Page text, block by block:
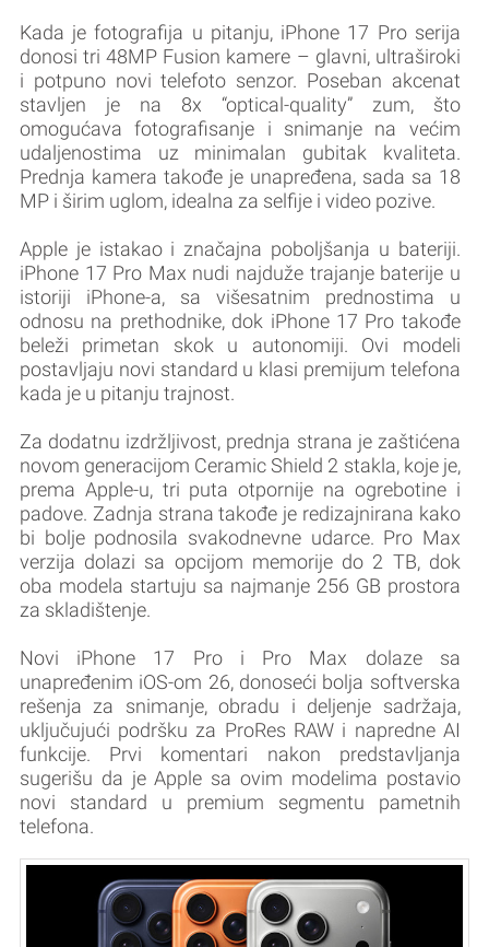
Kada je fotografija u pitanju, iPhone 17 Pro serija
donosi tri 48MP Fusion kamere – glavni, ultraširoki
i potpuno novi telefoto senzor. Poseban akcenat
stavljen je na 8x “optical-quality” zum, što
omogućava fotografisanje i snimanje na većim
udaljenostima uz minimalan gubitak kvaliteta.
Prednja kamera takođe je unapređena, sada sa 18
MP i širim uglom, idealna za selfije i video pozive.
Apple je istakao i značajna poboljšanja u bateriji.
iPhone 17 Pro Max nudi najduže trajanje baterije u
istoriji iPhone-a, sa višesatnim prednostima u
odnosu na prethodnike, dok iPhone 17 Pro takođe
beleži primetan skok u autonomiji. Ovi modeli
postavljaju novi standard u klasi premijum telefona
kada je u pitanju trajnost.
Za dodatnu izdržljivost, prednja strana je zaštićena
novom generacijom Ceramic Shield 2 stakla, koje je,
prema Apple-u, tri puta otpornije na ogrebotine i
padove. Zadnja strana takođe je redizajnirana kako
bi bolje podnosila svakodnevne udarce. Pro Max
verzija dolazi sa opcijom memorije do 2 TB, dok
oba modela startuju sa najmanje 256 GB prostora
za skladištenje.
Novi iPhone 17 Pro i Pro Max dolaze sa
unapređenim iOS-om 26, donoseći bolja softverska
rešenja za snimanje, obradu i deljenje sadržaja,
uključujući podršku za ProRes RAW i napredne AI
funkcije. Prvi komentari nakon predstavljanja
sugerišu da je Apple sa ovim modelima postavio
novi standard u premium segmentu pametnih
telefona.